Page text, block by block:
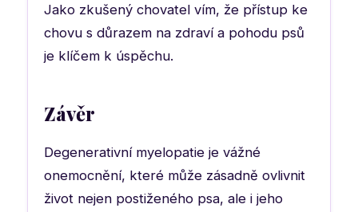
Jako zkušený chovatel vím, že přístup ke
chovu s důrazem na zdraví a pohodu psů
je klíčem k úspěchu.
Závěr
Degenerativní myelopatie je vážné
onemocnění, které může zásadně ovlivnit
život nejen postiženého psa, ale i jeho